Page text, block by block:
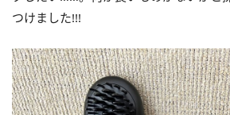
つけました!!!